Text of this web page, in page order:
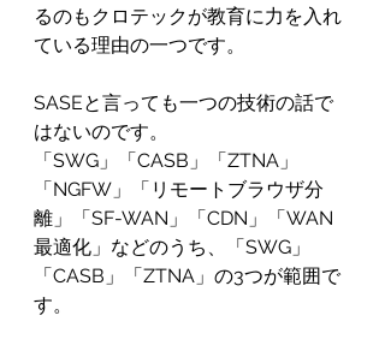
るのもクロテックが教育に力を入れ
ている理由の一つです。
SASEと言っても一つの技術の話で
はないのです。
「SWG」「CASB」「ZTNA」
「NGFW」「リモートブラウザ分
離」「SF-WAN」「CDN」「WAN
最適化」などのうち、「SWG」
「CASB」「ZTNA」の3つが範囲で
す。